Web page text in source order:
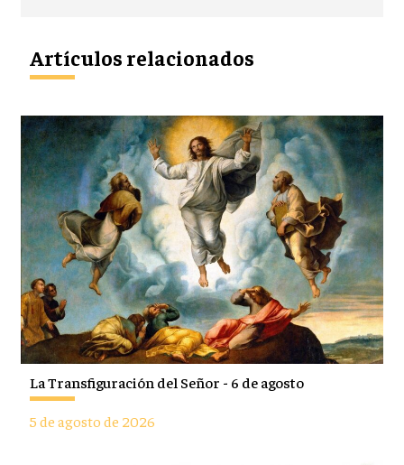
Artículos relacionados
La Transfiguración del Señor - 6 de agosto
5 de agosto de 2026